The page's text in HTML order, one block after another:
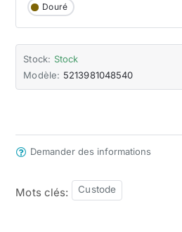
Stock: Stock
Modèle: 5213981048540
Douré
Demander des informations
Mots clés: Custode